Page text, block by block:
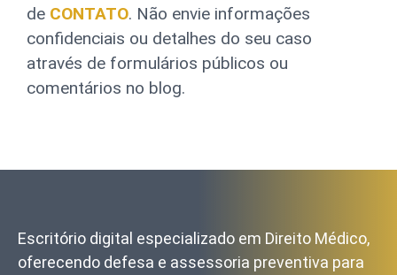
de CONTATO. Não envie informações
confidenciais ou detalhes do seu caso
através de formulários públicos ou
comentários no blog.
Escritório digital especializado em Direito Médico,
oferecendo defesa e assessoria preventiva para